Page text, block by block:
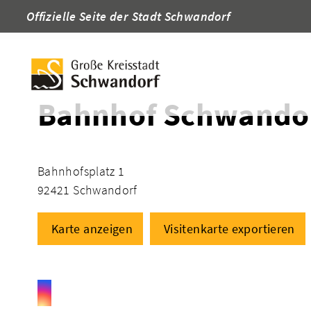
Offizielle Seite der Stadt Schwandorf
Startseite Adressen
Bahnhof
Bahnhofsplatz 1
92421 Schwandorf
Karte anzeigen Visitenkarte exportieren